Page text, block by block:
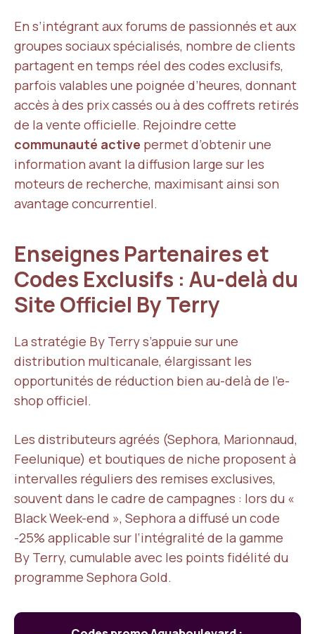
En s’intégrant aux forums de passionnés et aux
groupes sociaux spécialisés, nombre de clients
partagent en temps réel des codes exclusifs,
parfois valables une poignée d’heures, donnant
accès à des prix cassés ou à des coffrets retirés
de la vente officielle. Rejoindre cette
communauté active permet d’obtenir une
information avant la diffusion large sur les
moteurs de recherche, maximisant ainsi son
avantage concurrentiel.
Enseignes Partenaires et
Codes Exclusifs : Au-delà du
Site Officiel By Terry
La stratégie By Terry s’appuie sur une
distribution multicanale, élargissant les
opportunités de réduction bien au-delà de l’e-
shop officiel.
Les distributeurs agréés (Sephora, Marionnaud,
Feelunique) et boutiques de niche proposent à
intervalles réguliers des remises exclusives,
souvent dans le cadre de campagnes : lors du «
Black Week-end », Sephora a diffusé un code
-25% applicable sur l’intégralité de la gamme
By Terry, cumulable avec les points fidélité du
programme Sephora Gold.